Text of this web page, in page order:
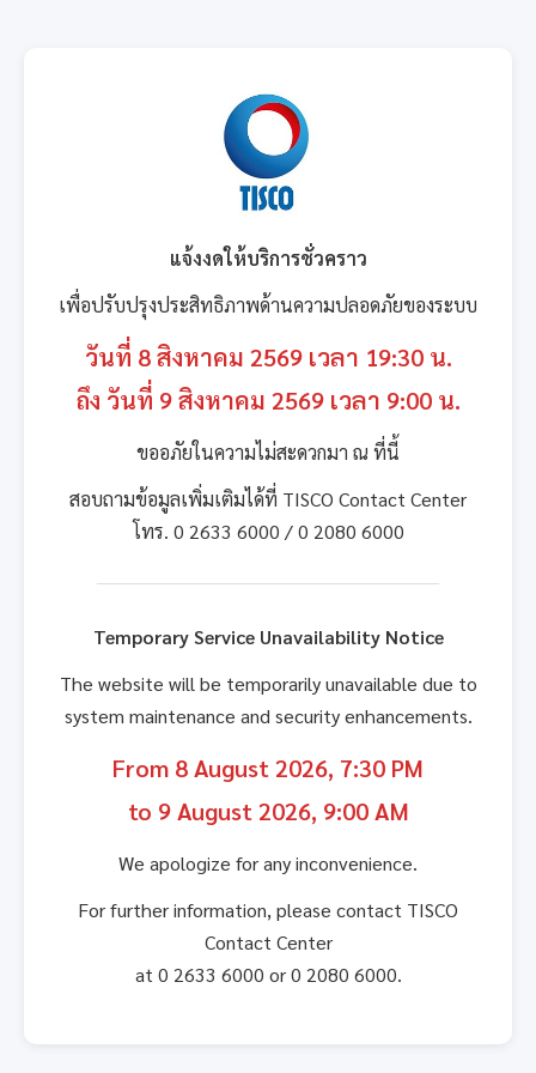
แจ้งงดให้บริการชั่วคราว
เพื่อปรับปรุงประสิทธิภาพด้านความปลอดภัยของระบบ
วันที่ 8 สิงหาคม 2569 เวลา 19:30 น.
ถึง วันที่ 9 สิงหาคม 2569 เวลา 9:00 น.
ขออภัยในความไม่สะดวกมา ณ ที่นี้
สอบถามข้อมูลเพิ่มเติมได้ที่ TISCO Contact Center
โทร. 0 2633 6000 / 0 2080 6000
Temporary Service Unavailability Notice
The website will be temporarily unavailable due to
system maintenance and security enhancements.
From 8 August 2026, 7:30 PM
to 9 August 2026, 9:00 AM
We apologize for any inconvenience.
For further information, please contact TISCO
Contact Center
at 0 2633 6000 or 0 2080 6000.